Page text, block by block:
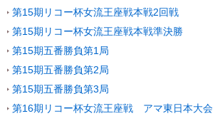
第15期リコー杯女流王座戦本戦2回戦
第15期リコー杯女流王座戦本戦準決勝
第15期五番勝負第1局
第15期五番勝負第2局
第15期五番勝負第3局
第16期リコー杯女流王座戦 アマ東日本大会